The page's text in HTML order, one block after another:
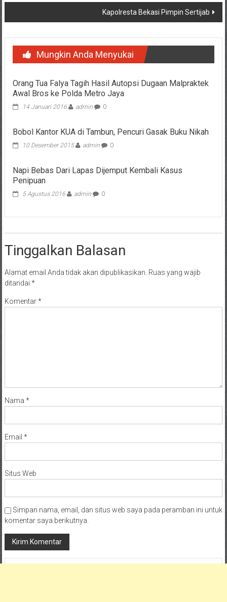
Kapolresta Bekasi Pimpin Sertijab
Mungkin Anda Menyukai
Orang Tua Falya Tagih Hasil Autopsi Dugaan Malpraktek
Awal Bros ke Polda Metro Jaya
14 Januari 2016 admin 0
Bobol Kantor KUA di Tambun, Pencuri Gasak Buku Nikah
10 Desember 2015 admin 0
Napi Bebas Dari Lapas Dijemput Kembali Kasus
Penipuan
5 Agustus 2016 admin 0
Tinggalkan Balasan
Alamat email Anda tidak akan dipublikasikan. Ruas yang wajib
ditandai *
Komentar*
Nama *
Email *
Situs Web
Simpan nama, email, dan situs web saya pada peramban ini untuk
komentar saya berikutnya.